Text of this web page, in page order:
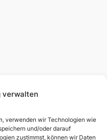
verwalten
verwenden wir Technologien wie
und/oder darauf
zustimmst, können wir Daten